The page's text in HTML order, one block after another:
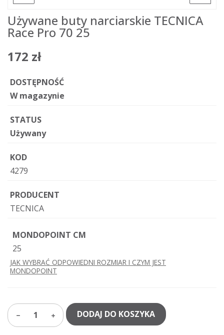
Używane buty narciarskie TECNICA
Race Pro 70 25
172 zł
DOSTĘPNOŚĆ
W magazynie
STATUS
Używany
KOD
4279
PRODUCENT
TECNICA
MONDOPOINT CM
25
JAK WYBRAĆ ODPOWIEDNI ROZMIAR I CZYM JEST
MONDOPOINT
1 DODAJ DO KOSZYKA